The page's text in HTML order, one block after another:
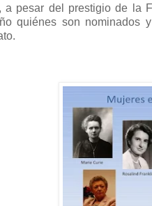
a pesar del prestigio de la
quiénes son nominados